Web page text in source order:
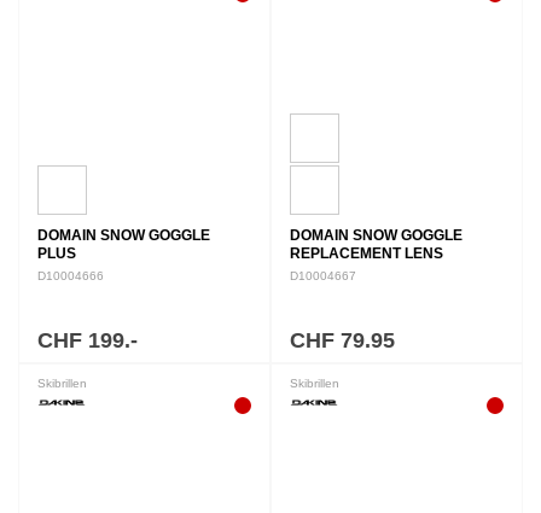
DOMAIN SNOW GOGGLE
PLUS
D10004666
CHF 199.-
DOMAIN SNOW GOGGLE
REPLACEMENT LENS
D10004667
CHF 79.95
Skibrillen Skibrillen